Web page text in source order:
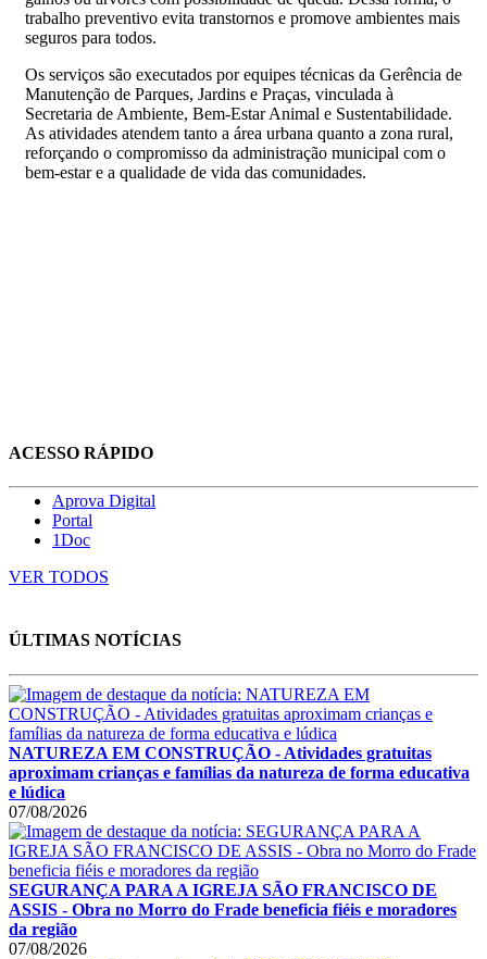
trabalho preventivo evita transtornos e promove ambientes mais
seguros para todos.
Os serviços são executados por equipes técnicas da Gerência de
Manutenção de Parques, Jardins e Praças, vinculada à
Secretaria de Ambiente, Bem-Estar Animal e Sustentabilidade.
As atividades atendem tanto a área urbana quanto a zona rural,
reforçando o compromisso da administração municipal com o
bem-estar e a qualidade de vida das comunidades.
ACESSO RÁPIDO
Aprova Digital
Portal
1Doc
VER TODOS
ÚLTIMAS NOTÍCIAS
NATUREZA EM CONSTRUÇÃO - Atividades gratuitas
aproximam crianças e famílias da natureza de forma educativa
e lúdica
07/08/2026
SEGURANÇA PARA A IGREJA SÃO FRANCISCO DE
ASSIS - Obra no Morro do Frade beneficia fiéis e moradores
da região
07/08/2026